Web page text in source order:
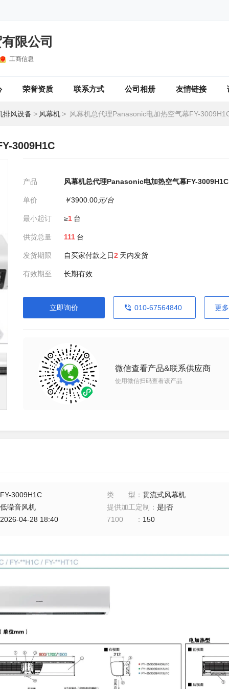
限公司
工商信息
荣誉资质 联系方式 公司相册 友情链接
排风设备 > 风幕机 > 风幕机总代理Panasonic电加热空气幕FY-
3009H1C
产品 风幕机总代理Panasonic电加热空气幕FY-3009H1C
单价 ￥3900.00元/台
最小起订 ≥1 台
供货总量 111 台
发货期限 自买家付款之日2 天内发货
有效期至 长期有效
立即询价 010-67564840 更
微信查看产品&联系供应商
使用微信扫码查看该产品
FY-3009H1C 类型 ： 贯流式风幕机
低噪音风机
提供加工定制 ： 是|否
2026-04-28 18:40
7100 ： 150